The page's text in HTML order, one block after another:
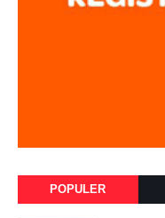
POPULER